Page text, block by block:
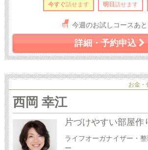
今すぐ話せます 明日 話せます
今週のお試しコースあと
詳細・予約申込
お金・
西岡 幸江
片づけやすい部屋作
ライフオーガナイザー・
ー